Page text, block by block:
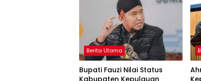
Berita Utama
Bupati Fauzi Nilai Status
Kabupaten Kepulauan